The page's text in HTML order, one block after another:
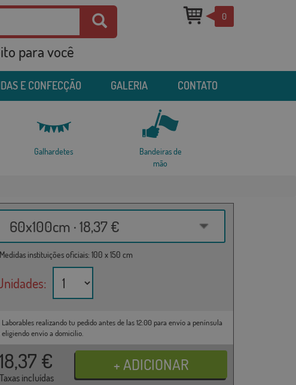
para você
0
E CONFECÇÃO GALERIA CONTATO
Galhardetes
Bandeiras de
mão
60x100cm · 18,37 €
Medidas instituições oficiais: 100 x 150 cm
realizando tu pedido antes de las 12:00 para envío a península
eligiendo envío a domicilio.
18,37 €
Taxas incluídas